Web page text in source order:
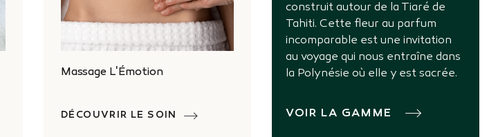
Massage L'Émotion
DÉCOUVRIR LE SOIN
construit autour de la Tiaré de
Tahiti. Cette fleur au parfum
incomparable est une invitation
au voyage qui nous entraîne dans
la Polynésie où elle y est sacrée.
VOIR LA GAMME